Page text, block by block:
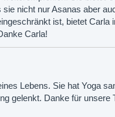
nicht nur Asanas aber
ist, bietet Carla
Carla!
Lebens. Sie hat Yoga
gelenkt. Danke für unsere